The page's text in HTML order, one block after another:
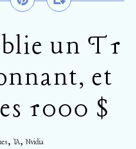
un T1
et
1000 $
, IA, Nvidia